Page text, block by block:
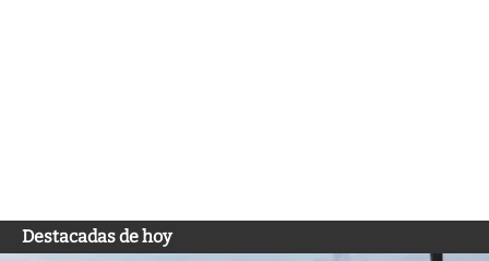
Destacadas de hoy